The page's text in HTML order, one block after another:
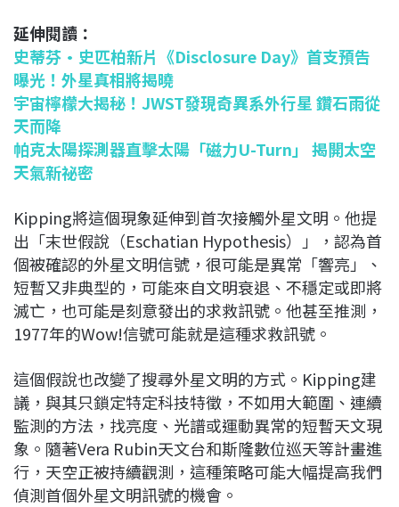
延伸閱讀：
史蒂芬•史匹柏新片《Disclosure Day》首支預告
曝光！外星真相將揭曉
宇宙檸檬大揭秘！JWST發現奇異系外行星 鑽石雨從
天而降
帕克太陽探測器直擊太陽「磁力U-Turn」 揭開太空
天氣新祕密
Kipping將這個現象延伸到首次接觸外星文明。他提
出「末世假說（Eschatian Hypothesis）」，認為首
個被確認的外星文明信號，很可能是異常「響亮」、
短暫又非典型的，可能來自文明衰退、不穩定或即將
滅亡，也可能是刻意發出的求救訊號。他甚至推測，
1977年的Wow!信號可能就是這種求救訊號。
這個假說也改變了搜尋外星文明的方式。Kipping建
議，與其只鎖定特定科技特徵，不如用大範圍、連續
監測的方法，找亮度、光譜或運動異常的短暫天文現
象。隨著Vera Rubin天文台和斯隆數位巡天等計畫進
行，天空正被持續觀測，這種策略可能大幅提高我們
偵測首個外星文明訊號的機會。